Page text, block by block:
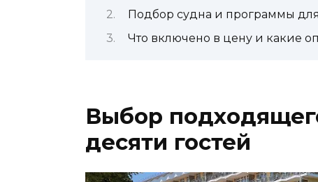
Подбор судна и программы
Что включено в цену и какие
Выбор
десяти гостей